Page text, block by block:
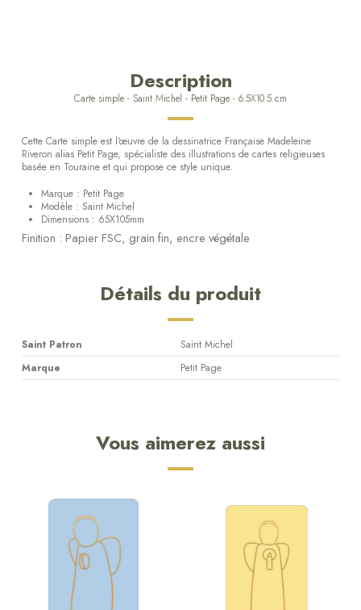
Description
Carte simple - Saint Michel - Petit Page - 6.5X10.5 cm
Cette Carte simple est l'œuvre de la dessinatrice Française Madeleine
Riveron alias Petit Page, spécialiste des illustrations de cartes religieuses
basée en Touraine et qui propose ce style unique.
Marque : Petit Page
Modèle : Saint Michel
Dimensions : 65X105mm
Finition : Papier FSC, grain fin, encre végétale
Détails du produit
Saint Patron
Saint Michel
Marque
Petit Page
Vous aimerez aussi